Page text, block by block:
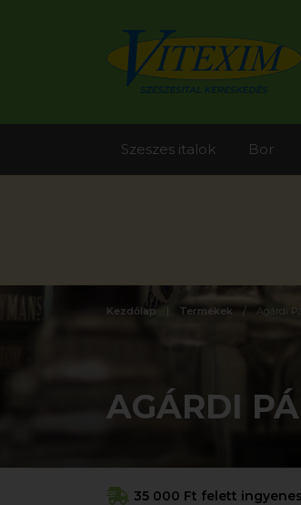
Szeszes italok Bor
Kezdőlap Termékek Agárdi
AGÁRDI
35 000 Ft felett